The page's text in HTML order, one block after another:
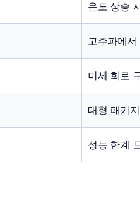
온도 상승
고주파에
미세 회로
대형 패키
성능 한계